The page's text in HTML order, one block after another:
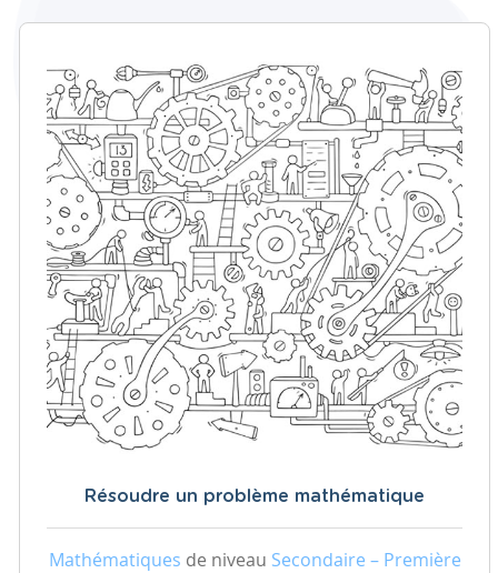
Résoudre un problème mathématique
Mathématiques de niveau Secondaire – Première